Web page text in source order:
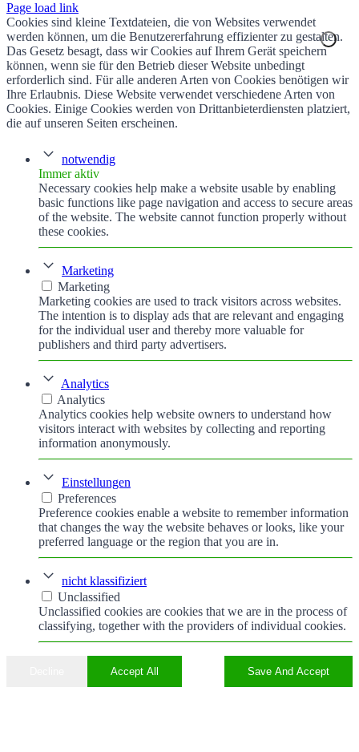
Page load link
Cookies sind kleine Textdateien, die von Websites verwendet
werden können, um die Benutzererfahrung effizienter zu gestalten.
Das Gesetz besagt, dass wir Cookies auf Ihrem Gerät speichern
können, wenn sie für den Betrieb dieser Website unbedingt
erforderlich sind. Für alle anderen Arten von Cookies benötigen wir
Ihre Erlaubnis. Diese Website verwendet verschiedene Arten von
Cookies. Einige Cookies werden von Drittanbieterdiensten platziert,
die auf unseren Seiten erscheinen.
notwendig
Immer aktiv
Necessary cookies help make a website usable by enabling
basic functions like page navigation and access to secure areas
of the website. The website cannot function properly without
these cookies.
Marketing
Marketing
Marketing cookies are used to track visitors across websites.
The intention is to display ads that are relevant and engaging
for the individual user and thereby more valuable for
publishers and third party advertisers.
Analytics
Analytics
Analytics cookies help website owners to understand how
visitors interact with websites by collecting and reporting
information anonymously.
Einstellungen
Preferences
Preference cookies enable a website to remember information
that changes the way the website behaves or looks, like your
preferred language or the region that you are in.
nicht klassifiziert
Unclassified
Unclassified cookies are cookies that we are in the process of
classifying, together with the providers of individual cookies.
Accept All Save And Accept